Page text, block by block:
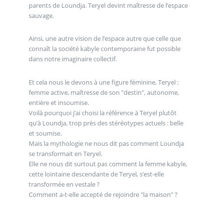
parents de Loundja. Teryel devint maîtresse de l’espace
sauvage.
Ainsi, une autre vision de l’espace autre que celle que
connaît la société kabyle contemporaine fut possible
dans notre imaginaire collectif.
Et cela nous le devons à une figure féminine, Teryel :
femme active, maîtresse de son "destin", autonome,
entière et insoumise.
Voilà pourquoi j’ai choisi la référence à Teryel plutôt
qu’à Loundja, trop près des stéréotypes actuels : belle
et soumise.
Mais la mythologie ne nous dit pas comment Loundja
se transformait en Teryel.
Elle ne nous dit surtout pas comment la femme kabyle,
cette lointaine descendante de Teryel, s’est-elle
transformée en vestale ?
Comment a-t-elle accepté de rejoindre "la maison" ?